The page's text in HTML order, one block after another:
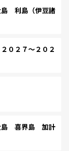
利島（伊豆諸
２７～２０２
島 喜界島 加計